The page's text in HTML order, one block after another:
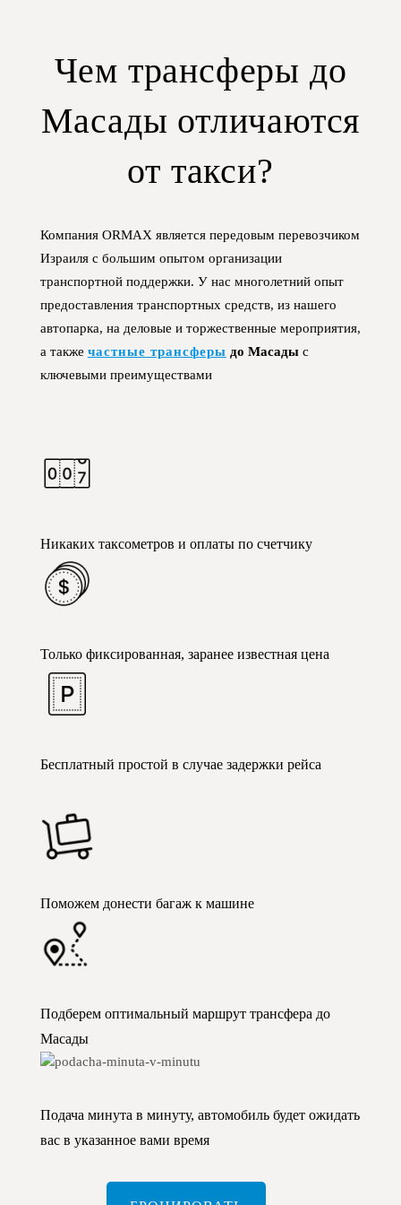
Чем трансферы до
Масады отличаются
от такси?
Компания ORMAX является передовым перевозчиком
Израиля с большим опытом организации
транспортной поддержки. У нас многолетний опыт
предоставления транспортных средств, из нашего
автопарка, на деловые и торжественные мероприятия,
а также частные трансферы до Масады с
ключевыми преимуществами
Никаких таксометров и оплаты по счетчику
Только фиксированная, заранее известная цена
Бесплатный простой в случае задержки рейса
Поможем донести багаж к машине
Подберем оптимальный маршрут трансфера до
Масады
Подача минута в минуту, автомобиль будет ожидать
вас в указанное вами время